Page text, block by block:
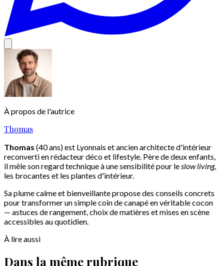
À propos de l'autrice
Thomas
Thomas (40 ans) est Lyonnais et ancien architecte d'intérieur
reconverti en rédacteur déco et lifestyle. Père de deux enfants,
il mêle son regard technique à une sensibilité pour leslow living,
les brocantes et les plantes d'intérieur.
Sa plume calme et bienveillante propose des conseils concrets
pour transformer un simple coin de canapé en véritable cocon
— astuces de rangement, choix de matières et mises en scène
accessibles au quotidien.
À lire aussi
Dans la même rubrique